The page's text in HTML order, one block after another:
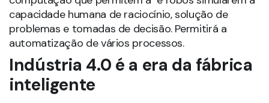
capacidade humana de raciocínio, solução de
problemas e tomadas de decisão. Permitirá a
automatização de vários processos.
Indústria 4.0 é a era da fábrica
inteligente